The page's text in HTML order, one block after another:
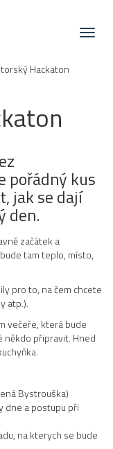
Toggle
Hackaton
pořádný kus
jak se dají
den.
začátek a
tam teplo, místo,
pro to, na čem chcete
atp.).
večeře, která bude
někdo připravit. Hned
Bystrouška)
dne a postupu při
na kterych se bude